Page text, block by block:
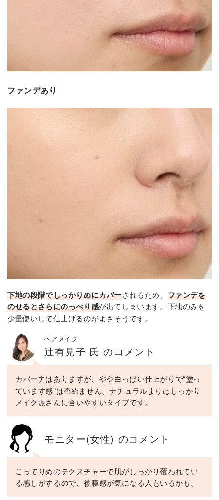
ファンデあり
下地の段階でしっかりめにカバーされるため、 ファンデを
のせるとさらにのっぺり感が出てしまいます。下地のみを
少量使いして仕上げるのがよさそうです。
ヘアメイク
辻有見子 氏 のコメント
カバー力はありますが、やや白っぽい仕上がりで“塗っ
ています感”は否めません。ナチュラルよりはしっかり
メイク派さんに合いやすいタイプです。
モニター(女性) のコメント
こってりめのテクスチャーで肌がしっかり覆われてい
る感じがするので、被膜感が気になる人もいるかも。